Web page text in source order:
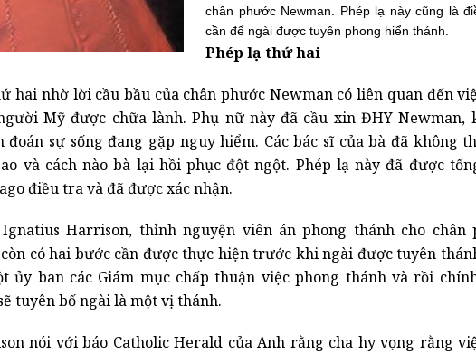
chân phước Newman. Phép lạ này cũng là
cần để ngài được tuyên phong hiển thánh.
Phép lạ thứ hai
hai nhờ lời cầu bầu của chân phước Newman có liên quan đến
Mỹ được chữa lành. Phụ nữ này đã cầu xin ĐHY Newman,
đoán sự sống đang gặp nguy hiểm. Các bác sĩ của bà đã không
và cách nào bà lại hồi phục đột ngột. Phép lạ này đã được
điều tra và đã được xác nhận.
Harrison, thỉnh nguyện viên án phong thánh cho chân
có hai bước cần được thực hiện trước khi ngài được tuyên
ủy ban các Giám mục chấp thuận việc phong thánh và rồi
tuyên bố ngài là một vị thánh.
nói với báo Catholic Herald của Anh rằng cha hy vọng rằng